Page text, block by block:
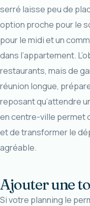
serré laisse peu de
option proche pour le
pour le midi et un
dans l’appartement.
restaurants, mais de
réunion longue,
reposant qu’attendre
en centre-ville permet
et de transformer le
agréable.
Ajouter une
Si votre planning le